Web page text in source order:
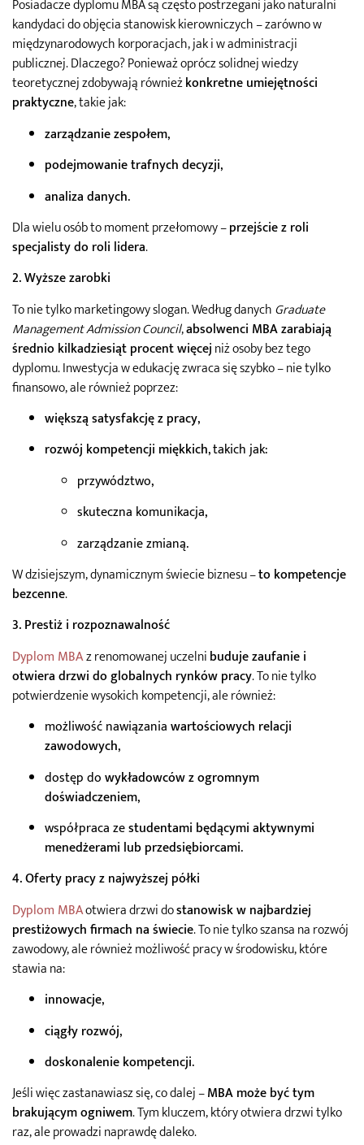
Posiadacze dyplomu MBA są często postrzegani jako naturalni
kandydaci do objęcia stanowisk kierowniczych – zarówno w
międzynarodowych korporacjach, jak i w administracji
publicznej. Dlaczego? Ponieważ oprócz solidnej wiedzy
teoretycznej zdobywają równieżkonkretne umiejętności
praktyczne, takie jak:
zarządzanie zespołem,
podejmowanie trafnych decyzji,
analiza danych.
Dla wielu osób to moment przełomowy –przejście z roli
specjalisty do roli lidera.
2. Wyższe zarobki
To nie tylko marketingowy slogan. Według danychGraduate
Management Admission Council,absolwenci MBA zarabiają
średnio kilkadziesiąt procent więcejniż osoby bez tego
dyplomu. Inwestycja w edukację zwraca się szybko – nie tylko
finansowo, ale również poprzez:
większą satysfakcję z pracy,
rozwój kompetencji miękkich, takich jak:
przywództwo,
skuteczna komunikacja,
zarządzanie zmianą.
W dzisiejszym, dynamicznym świecie biznesu –to kompetencje
bezcenne.
3. Prestiż i rozpoznawalność
Dyplom MBAz renomowanej uczelnibuduje zaufanie i
otwiera drzwi do globalnych rynków pracy. To nie tylko
potwierdzenie wysokich kompetencji, ale również:
możliwość nawiązaniawartościowych relacji
zawodowych,
dostęp dowykładowców z ogromnym
doświadczeniem,
współpraca zestudentami będącymi aktywnymi
menedżerami lub przedsiębiorcami.
4. Oferty pracy z najwyższej półki
Dyplom MBAotwiera drzwi dostanowisk w najbardziej
prestiżowych firmach na świecie. To nie tylko szansa na rozwój
zawodowy, ale również możliwość pracy w środowisku, które
stawia na:
innowacje,
ciągły rozwój,
doskonalenie kompetencji.
Jeśli więc zastanawiasz się, co dalej –MBA może być tym
brakującym ogniwem. Tym kluczem, który otwiera drzwi tylko
raz, ale prowadzi naprawdę daleko.